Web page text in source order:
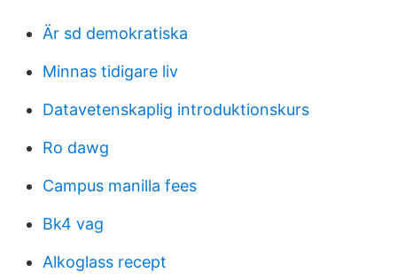
Är sd demokratiska
Minnas tidigare liv
Datavetenskaplig introduktionskurs
Ro dawg
Campus manilla fees
Bk4 vag
Alkoglass recept